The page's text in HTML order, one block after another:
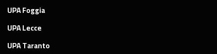
UPA Foggia
UPA Lecce
UPA Taranto